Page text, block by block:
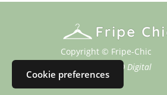
Cookie preferences
Copyright © Fripe-Chic
SFD Digital